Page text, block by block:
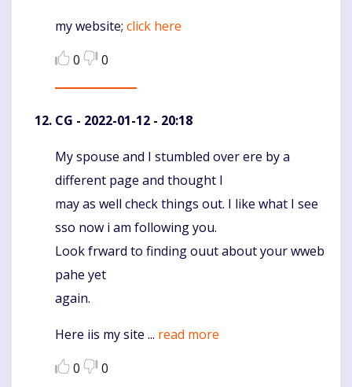
my website; click here
0
0
CG - 2022-01-12 - 20:18
Komentaras
My spouse and I stumbled over ere by a
different page and thought I
may as well check things out. I like what I see
sso now i am following you.
Look frward to finding ouut about your wweb
pahe yet
again.
Here iis my site ... read more
0
0